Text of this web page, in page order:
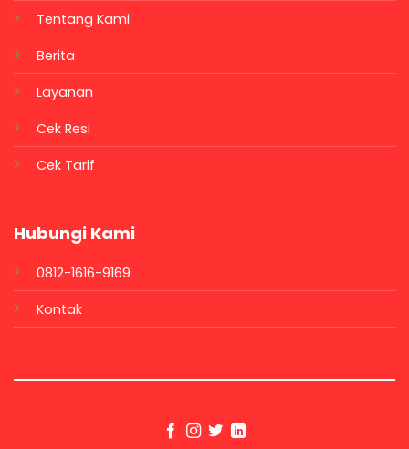
Tentang Kami
Berita
Layanan
Cek Resi
Cek Tarif
Hubungi Kami
0812-1616-9169
Kontak